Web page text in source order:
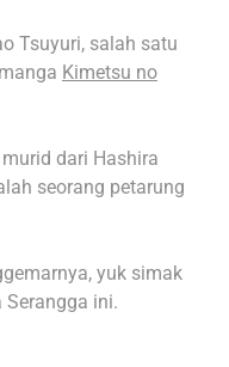
Tsuyuri, salah satu
Kimetsu no
dari Hashira
seorang petarung
yuk simak
ini.